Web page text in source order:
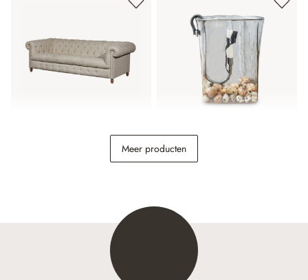
Windlicht Arcene
Meer producten